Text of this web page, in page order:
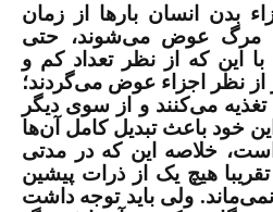
بدن انسان بارها از زمان
مرگ عوض می‌شوند، حتی
این که از نظر تعداد کم و
از نظر اجزاء عوض می‌گردند؛
می‌کنند و از سوی دیگر
خود باعث تبدیل کامل آن‌ها
خلاصه این که در مدتی
هیچ یک از ذرات پیشین
ولی باید توجه داشت